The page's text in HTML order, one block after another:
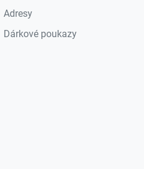
Adresy
Dárkové poukazy